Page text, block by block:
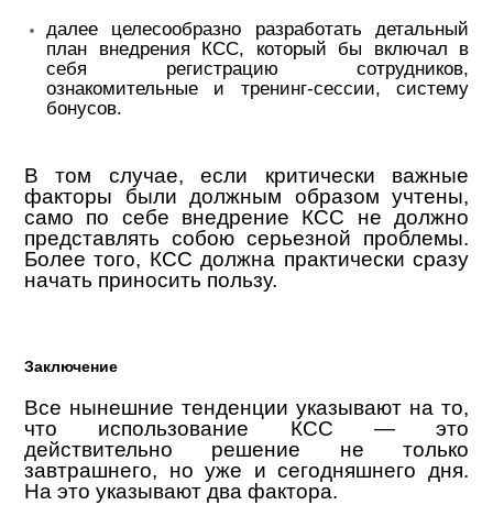
далее целесообразно разработать детальный
план внедрения КСС, который бы включал в
себя регистрацию сотрудников,
ознакомительные и тренинг-сессии, систему
бонусов.
В том случае, если критически важные
факторы были должным образом учтены,
само по себе внедрение КСС не должно
представлять собою серьезной проблемы.
Более того, КСС должна практически сразу
начать приносить пользу.
Заключение
Все нынешние тенденции указывают на то,
что использование КСС — это
действительно решение не только
завтрашнего, но уже и сегодняшнего дня.
На это указывают два фактора.